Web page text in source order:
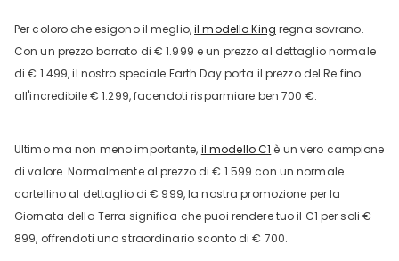
Per coloro che esigono il meglio,il modello King regna sovrano.
Con un prezzo barrato di € 1.999 e un prezzo al dettaglio normale
di € 1.499, il nostro speciale Earth Day porta il prezzo del Re fino
all'incredibile € 1.299, facendoti risparmiare ben 700 €.
Ultimo ma non meno importante, il modello C1 è un vero campione
di valore. Normalmente al prezzo di € 1.599 con un normale
cartellino al dettaglio di € 999, la nostra promozione per la
Giornata della Terra significa che puoi rendere tuo il C1 per soli €
899, offrendoti uno straordinario sconto di € 700.